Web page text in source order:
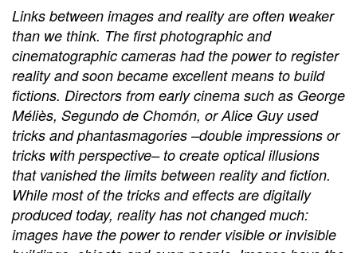
Links between images and reality are often weaker
than we think. The first photographic and
cinematographic cameras had the power to register
reality and soon became excellent means to build
fictions. Directors from early cinema such as George
Méliès, Segundo de Chomón, or Alice Guy used
tricks and phantasmagories –double impressions or
tricks with perspective– to create optical illusions
that vanished the limits between reality and fiction.
While most of the tricks and effects are digitally
produced today, reality has not changed much:
images have the power to render visible or invisible